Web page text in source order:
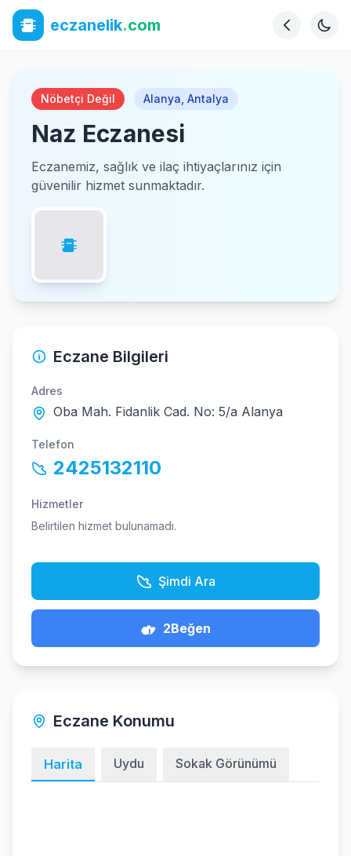
eczanelik.com
Nöbetçi Değil Alanya Antalya
Naz Eczanesi
Eczanemiz, sağlık ve ilaç ihtiyaçlarınız için
güvenilir hizmet sunmaktadır.
Eczane Bilgileri
Adres
Oba Mah. Fidanlik Cad. No: 5/a Alanya
Telefon
2425132110
Hizmetler
Belirtilen hizmet bulunamadı.
Şimdi Ara
2Beğen
Eczane Konumu
Harita Uydu Sokak Görünümü